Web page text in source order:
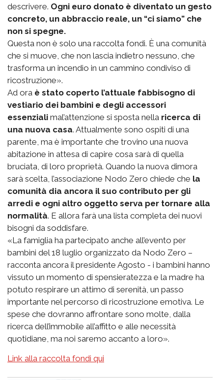
descrivere. Ogni euro donato è diventato un gesto
concreto, un abbraccio reale, un “ci siamo” che
non si spegne.
Questa non è solo una raccolta fondi. È una comunità
che si muove, che non lascia indietro nessuno, che
trasforma un incendio in un cammino condiviso di
ricostruzione».
Ad ora è stato coperto l’attuale fabbisogno di
vestiario dei bambini e degli accessori
essenziali mal’attenzione si sposta nella ricerca di
una nuova casa. Attualmente sono ospiti di una
parente, ma è importante che trovino una nuova
abitazione in attesa di capire cosa sarà di quella
bruciata, di loro proprietà. Quando la nuova dimora
sarà scelta, l’associazione Nodo Zero chiede che la
comunità dia ancora il suo contributo per gli
arredi e ogni altro oggetto serva per tornare alla
normalità. E allora farà una lista completa dei nuovi
bisogni da soddisfare.
«La famiglia ha partecipato anche all’evento per
bambini del 18 luglio organizzato da Nodo Zero –
racconta ancora il presidente Agosto - i bambini hanno
vissuto un momento di spensieratezza e la madre ha
potuto respirare un attimo di serenità, un passo
importante nel percorso di ricostruzione emotiva. Le
spese che dovranno affrontare sono molte, dalla
ricerca dell’immobile all’affitto e alle necessità
quotidiane, ma noi saremo accanto a loro».
Link alla raccolta fondi qui